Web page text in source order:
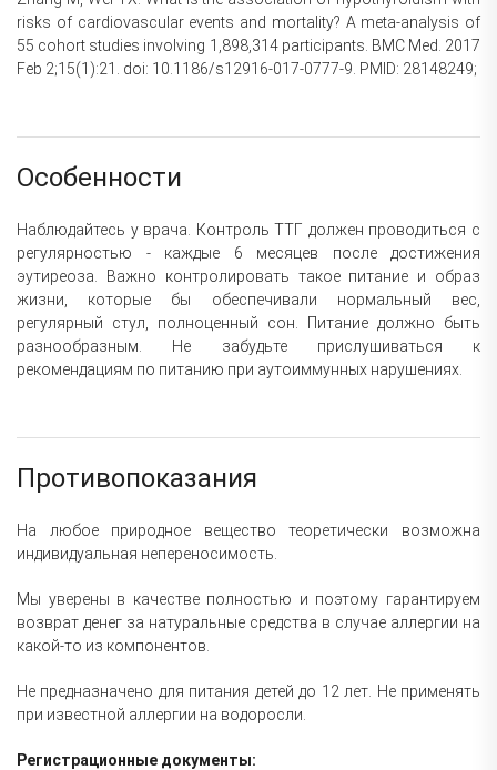
risks of cardiovascular events and mortality? A meta-analysis of
55 cohort studies involving 1,898,314 participants. BMC Med. 2017
Feb 2;15(1):21. doi: 10.1186/s12916-017-0777-9. PMID: 28148249;
Особенности
Наблюдайтесь у врача. Контроль ТТГ должен проводиться с
регулярностью - каждые 6 месяцев после достижения
эутиреоза. Важно контролировать такое питание и образ
жизни, которые бы обеспечивали нормальный вес,
регулярный стул, полноценный сон. Питание должно быть
разнообразным. Не забудьте прислушиваться к
рекомендациям по питанию при аутоиммунных нарушениях.
Противопоказания
На любое природное вещество теоретически возможна
индивидуальная непереносимость.
Мы уверены в качестве полностью и поэтому гарантируем
возврат денег за натуральные средства в случае аллергии на
какой-то из компонентов.
Не предназначено для питания детей до 12 лет. Не применять
при известной аллергии на водоросли.
Регистрационные документы: